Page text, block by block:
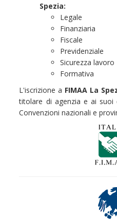
Spezia:
Legale
Finanziaria
Fiscale
Previdenziale
Sicurezza lavoro
Formativa
L'iscrizione a FIMAA La
titolare di agenzia e ai suoi
Convenzioni nazionali e